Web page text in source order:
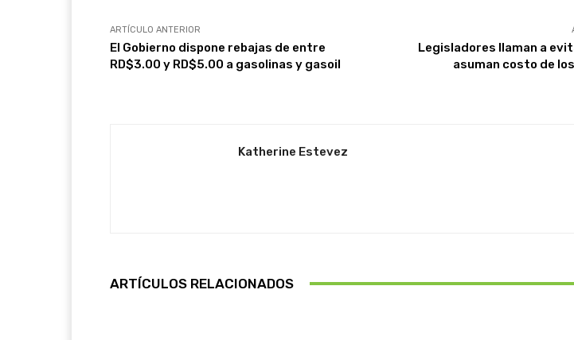
ARTÍCULO ANTERIOR
El Gobierno dispone rebajas de entre
RD$3.00 y RD$5.00 a gasolinas y gasoil
Legisladores llaman a
asuman costo de
Katherine Estevez
ARTÍCULOS RELACIONADOS